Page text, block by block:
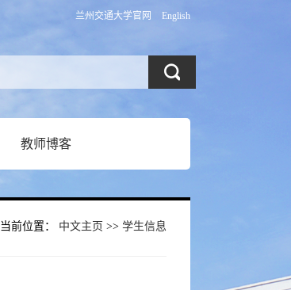
兰州交通大学官网 English
教师博客
当前位置： 中文主页 >> 学生信息